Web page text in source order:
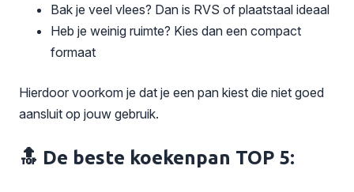
Bak je veel vlees? Dan is RVS of plaatstaal ideaal
Heb je weinig ruimte? Kies dan een compact
formaat
Hierdoor voorkom je dat je een pan kiest die niet goed
aansluit op jouw gebruik.
🔝 De beste koekenpan TOP 5: